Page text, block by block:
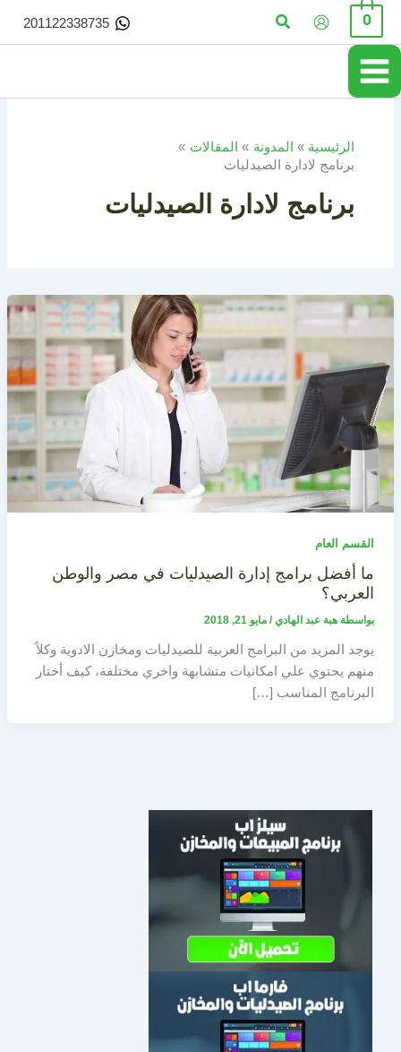
تخطي
المحتوى
0 البحث 201122338735
الرئيسية المدونة
المقالات
برنامج لادارة الصيدليات
برنامج لادارة الصيدليات
القسم العام
ما أفضل برامج إدارة الصيدليات في مصر والوطن
العربي؟
بواسطة هبة عبد الهادي/ مايو 21, 2018
يوجد المزيد من البرامج العربية للصيدليات ومخازن الادوية وكلاً
منهم يحتوي علي امكانيات متشابهة واخري مختلفة، كيف أختار
البرنامج المناسب […]